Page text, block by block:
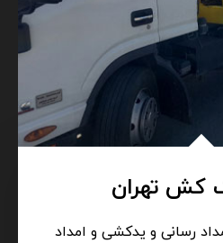
رسانی و یدکشی و امداد